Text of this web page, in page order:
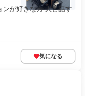
が好きな方 人と話す
気になる